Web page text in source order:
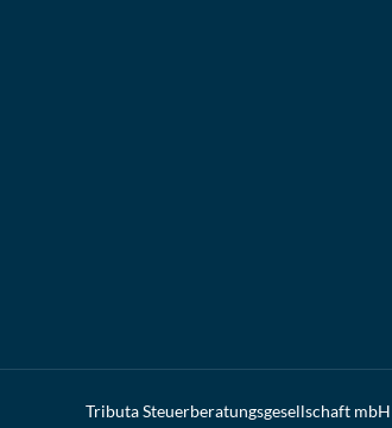
Tributa Steuerberatungsgesellschaft